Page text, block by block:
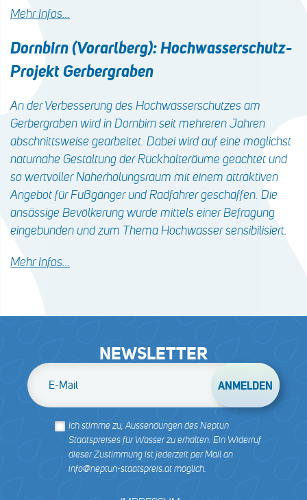
Mehr Infos…
Dornbirn (Vorarlberg): Hochwasserschutz-
Projekt Gerbergraben
An der Verbesserung des Hochwasserschutzes am
Gerbergraben wird in Dornbirn seit mehreren Jahren
abschnittsweise gearbeitet. Dabei wird auf eine möglichst
naturnahe Gestaltung der Rückhalteräume geachtet und
so wertvoller Naherholungsraum mit einem attraktiven
Angebot für Fußgänger und Radfahrer geschaffen. Die
ansässige Bevölkerung wurde mittels einer Befragung
eingebunden und zum Thema Hochwasser sensibilisiert.
Mehr Infos…
NEWSLETTER
E-Mail
Ich stimme zu, Aussendungen des Neptun
Staatspreises für Wasser zu erhalten. Ein Widerruf
dieser Zustimmung ist jederzeit per Mail an
info@neptun-staatspreis.at möglich.